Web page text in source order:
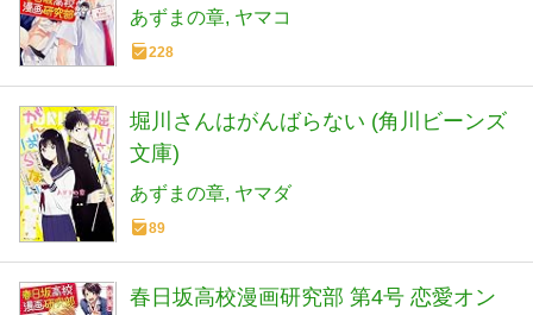
あずまの章 ヤマコ
228
堀川さんはがんばらない (角川ビーンズ
文庫)
あずまの章 ヤマダ
89
春日坂高校漫画研究部 第4号 恋愛オン